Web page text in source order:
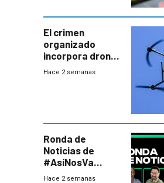
El crimen
organizado
incorpora drones
y abre un nuevo
Hace 2 semanas
Ronda de
Noticias de
#AsíNosVa
(20/7/26)
Hace 2 semanas